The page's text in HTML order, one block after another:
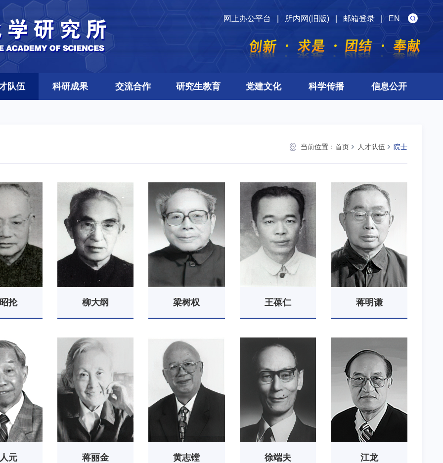
网上办公平台 所内网(旧版) 邮箱登录 |EN
队伍 科研成果 交流合作 研究生教育 党建文化 科学传播 信息公开
当前位置： 首页 人才队伍 院士
抡 柳大纲 梁树权 王葆仁 蒋明谦
元 蒋丽金 黄志镗 徐端夫 江龙